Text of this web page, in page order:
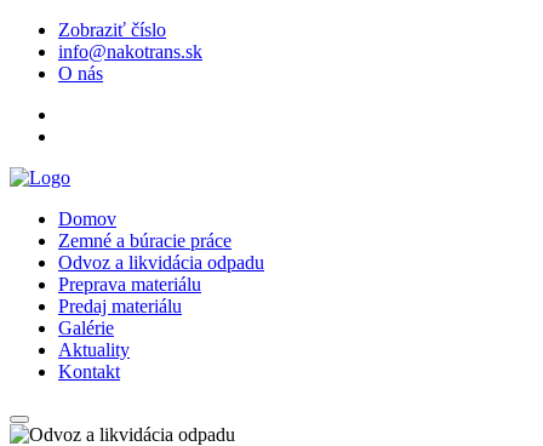
Zobraziť číslo
info@nakotrans.sk
O nás
Domov
Zemné a búracie práce
Odvoz a likvidácia odpadu
Preprava materiálu
Predaj materiálu
Galérie
Aktuality
Kontakt